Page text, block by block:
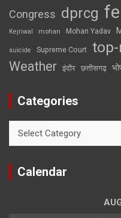
Congress dprcg
Kejriwal mohan Mohan Yadav
suicide Supreme Court
Weather इंदौर छत्तीसगढ़
Categories
Calendar